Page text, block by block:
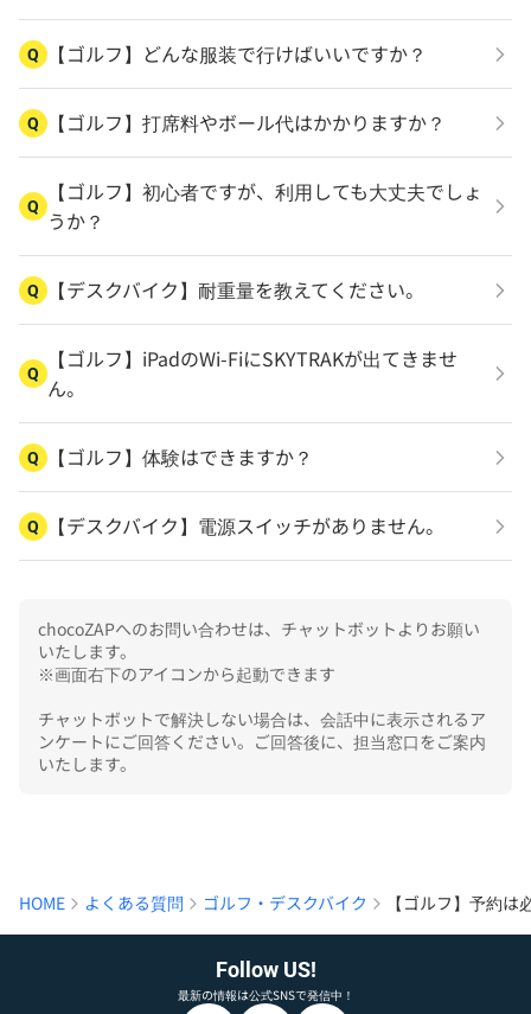
Q 【ゴルフ】どんな服装で行けばいいですか？
Q 【ゴルフ】打席料やボール代はかかりますか？
Q
【ゴルフ】初心者ですが、利用しても大丈夫でしょ
うか？
Q 【デスクバイク】耐重量を教えてください。
Q
【ゴルフ】iPadのWi-FiにSKYTRAKが出てきませ
ん。
Q 【ゴルフ】体験はできますか？
Q 【デスクバイク】電源スイッチがありません。
chocoZAPへのお問い合わせは、チャットボットよりお願い
いたします。
※画面右下のアイコンから起動できます
チャットボットで解決しない場合は、会話中に表示されるア
ンケートにご回答ください。ご回答後に、担当窓口をご案内
いたします。
HOME よくある質問 ゴルフ・デスクバイク 【ゴルフ】予約は
Follow US!
最新の情報は公式SNSで発信中！